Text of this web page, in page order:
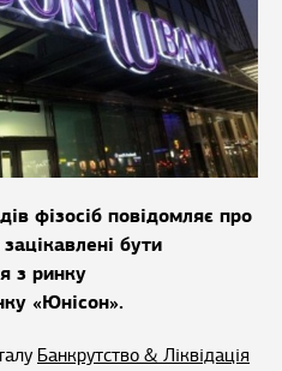
фізосіб повідомляє про
бути
з ринку
«Юнісон».
Банкрутство & Ліквідація